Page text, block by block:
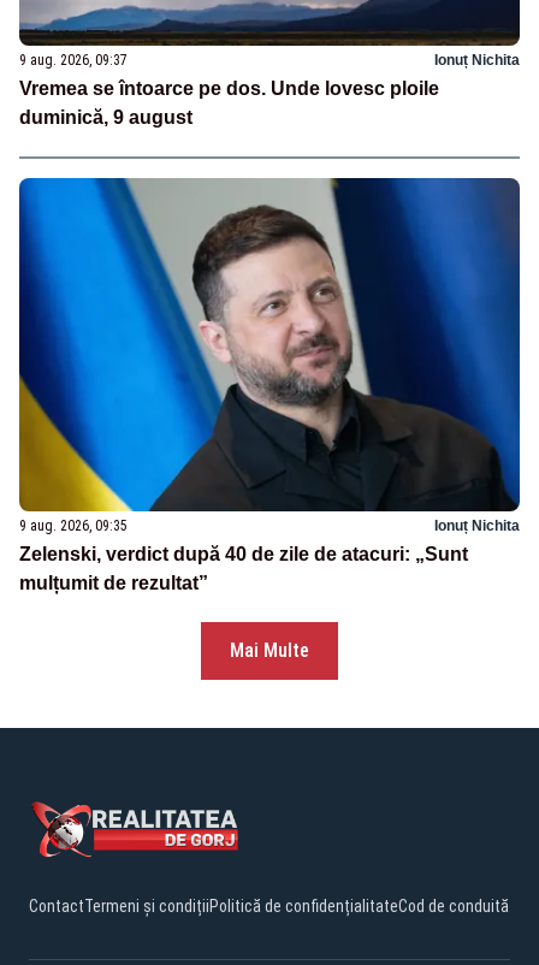
9 aug. 2026, 09:37 Ionuț Nichita
Vremea se întoarce pe dos. Unde lovesc ploile
duminică, 9 august
9 aug. 2026, 09:35 Ionuț Nichita
Zelenski, verdict după 40 de zile de atacuri: „Sunt
mulțumit de rezultat”
Mai Multe
ContactTermeni și condițiiPolitică de confidențialitateCod de conduită